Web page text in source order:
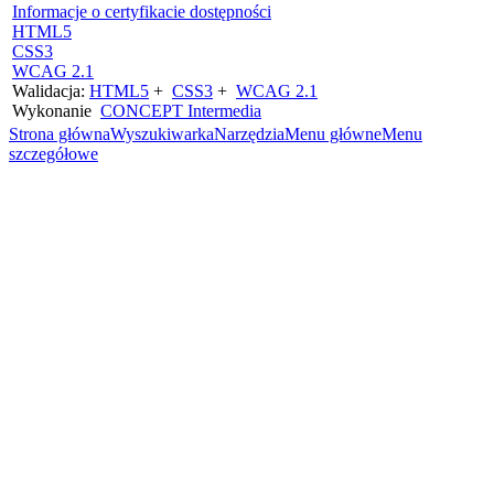
Informacje o certyfikacie dostępności
HTML5
CSS3
WCAG 2.1
Walidacja: HTML5 + CSS3 + WCAG 2.1
Wykonanie CONCEPT Intermedia
Strona głównaWyszukiwarkaNarzędziaMenu główneMenu
szczegółowe